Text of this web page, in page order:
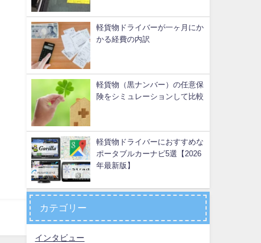
軽貨物ドライバーが一ヶ月にか
かる経費の内訳
軽貨物（黒ナンバー）の任意保
険をシミュレーションして比較
軽貨物ドライバーにおすすめな
ポータブルカーナビ5選【2026
年最新版】
カテゴリー
インタビュー